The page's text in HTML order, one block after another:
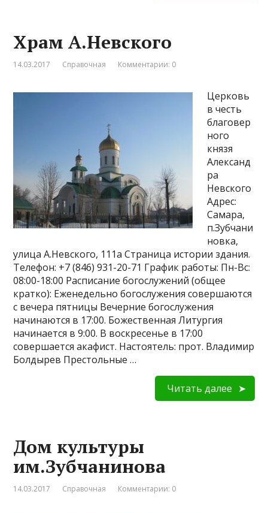
Храм А.Невского
14.03.2017 Справочная Комментарии: 0
Церковь
в честь
благовер
ного
князя
Александ
ра
Невского
Адрес:
Самара,
п.Зубчани
новка,
улица А.Невского, 111а Страница истории здания.
Телефон: +7 (846) 931-20-71 График работы: Пн-Вс:
08:00-18:00 Расписание богослужений (общее
кратко): Еженедельно богослужения совершаются
с вечера пятницы Вечерние богослужения
начинаются в 17:00. Божественная Литургия
начинается в 9:00. В воскресенье в 17:00
совершается акафист. Настоятель: прот. Владимир
Болдырев Престольные …
Читать далее
Дом культуры
им.Зубчанинова
14.03.2017 Справочная Комментарии: 0